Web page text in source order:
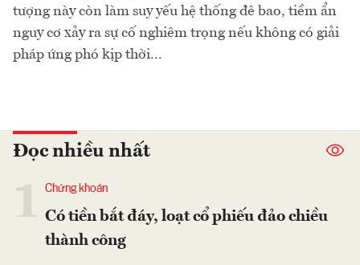
tượng này còn làm suy yếu hệ thống đê bao, tiềm ẩn
nguy cơ xảy ra sự cố nghiêm trọng nếu không có giải
pháp ứng phó kịp thời...
Đọc nhiều nhất
Chứng khoán
Có tiền bắt đáy, loạt cổ phiếu đảo chiều
thành công